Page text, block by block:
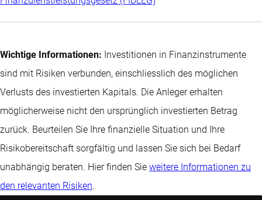
Wichtige Informationen: Investitionen in Finanzinstrumente
sind mit Risiken verbunden, einschliesslich des möglichen
Verlusts des investierten Kapitals. Die Anleger erhalten
möglicherweise nicht den ursprünglich investierten Betrag
zurück. Beurteilen Sie Ihre finanzielle Situation und Ihre
Risikobereitschaft sorgfältig und lassen Sie sich bei Bedarf
unabhängig beraten. Hier finden Sie weitere Informationen zu
den relevanten Risiken.